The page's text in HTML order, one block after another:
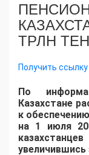
ТРЛН
Получить ссылку
По
Казахстане
к
на 1 июля
увеличившись